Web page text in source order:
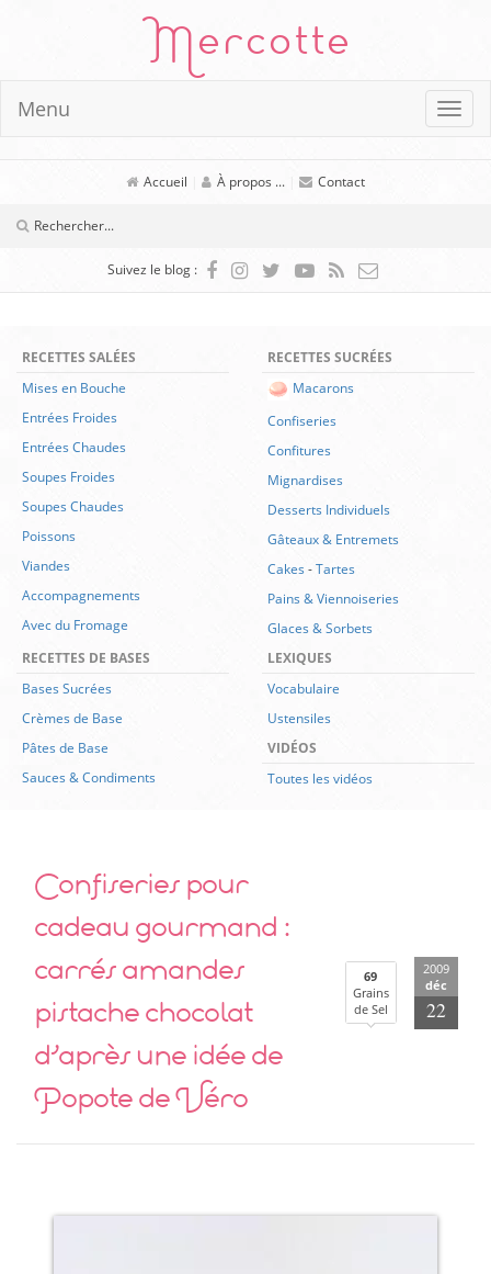
Mercotte
Menu
Accueil À propos ... Contact
Suivez le blog :
RECETTES SALÉES
Mises en Bouche
Entrées Froides
Entrées Chaudes
Soupes Froides
Soupes Chaudes
Poissons
Viandes
Accompagnements
Avec du Fromage
RECETTES SUCRÉES
Macarons
Confiseries
Confitures
Mignardises
Desserts Individuels
Gâteaux & Entremets
Cakes-Tartes
Pains & Viennoiseries
Glaces & Sorbets
RECETTES DE BASES
Bases Sucrées
Crèmes de Base
Pâtes de Base
Sauces & Condiments
LEXIQUES
Vocabulaire
Ustensiles
VIDÉOS
Toutes les vidéos
Confiseries pour
cadeau gourmand :
carrés amandes
pistache chocolat
d’après une idée de
Popote de Véro
69
Grains
de Sel
2009
déc
22